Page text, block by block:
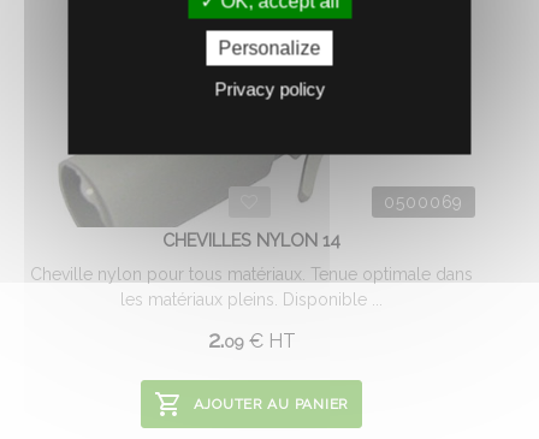
0500069
CHEVILLES NYLON 14
Cheville nylon pour tous matériaux. Tenue optimale dans
les matériaux pleins. Disponible ...
2.09 €HT
AJOUTER AU PANIER
Personalize
Privacy policy